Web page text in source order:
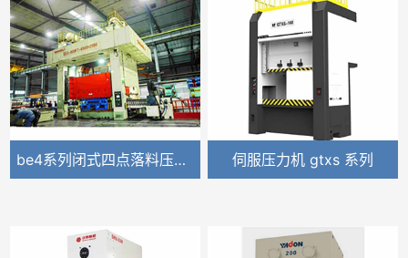
be4系列闭式四点落料压力机 伺服压力机 gtxs 系列